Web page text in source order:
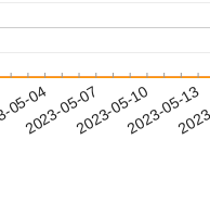
04
2023-05-072023-05-102023-05-13